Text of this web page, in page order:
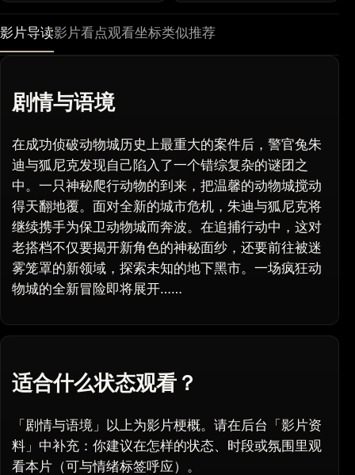
影片导读影片看点观看坐标类似推荐
剧情与语境
在成功侦破动物城历史上最重大的案件后，警官兔朱
迪与狐尼克发现自己陷入了一个错综复杂的谜团之
中。一只神秘爬行动物的到来，把温馨的动物城搅动
得天翻地覆。面对全新的城市危机，朱迪与狐尼克将
继续携手为保卫动物城而奔波。在追捕行动中，这对
老搭档不仅要揭开新角色的神秘面纱，还要前往被迷
雾笼罩的新领域，探索未知的地下黑市。一场疯狂动
物城的全新冒险即将展开……
适合什么状态观看？
「剧情与语境」以上为影片梗概。请在后台「影片资
料」中补充：你建议在怎样的状态、时段或氛围里观
看本片（可与情绪标签呼应）。